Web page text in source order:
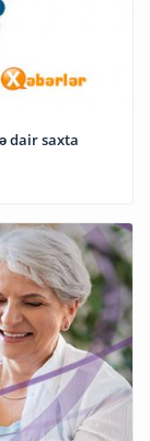
dair saxta